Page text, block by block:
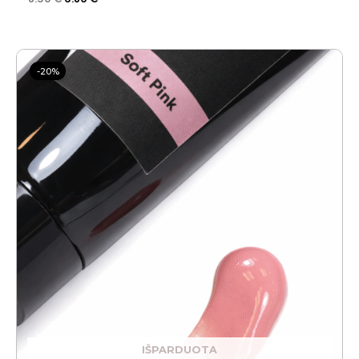
IŠPARDUOTA
-20%
Original
30.00 €.
Current
price
is:
24.00 €.